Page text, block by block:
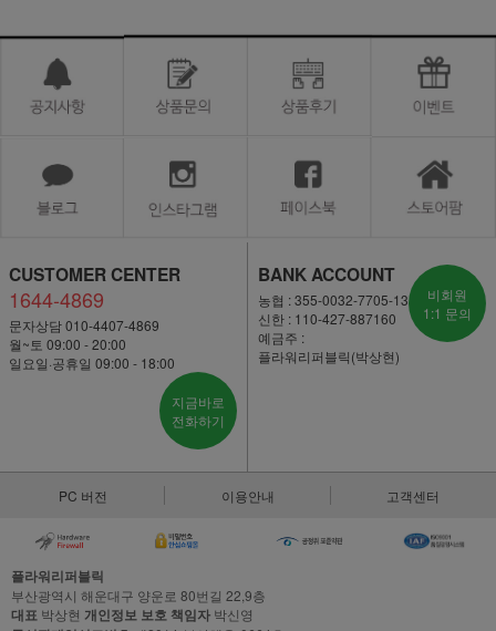
CUSTOMER CENTER
1644-4869
문자상담 010-4407-4869
월~토 09:00 - 20:00
일요일·공휴일 09:00 - 18:00
지금바로
전화하기
BANK ACCOUNT
농협 : 355-0032-7705-13
신한 : 110-427-887160
예금주 :
플라워리퍼블릭(박상현)
비회원
1:1 문의
PC 버전 이용안내 고객센터
플라워리퍼블릭
부산광역시 해운대구 양운로 80번길 22,9층
대표 박상현 개인정보 보호 책임자 박신영